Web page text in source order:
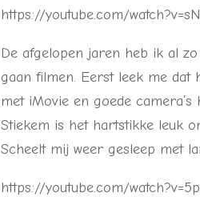
https://youtube.com/
De afgelopen jaren heb ik al
gaan filmen. Eerst leek me dat
met iMovie en goede
Stiekem is het hartstikke leuk
Scheelt mij weer gesleep met
https://youtube.com/